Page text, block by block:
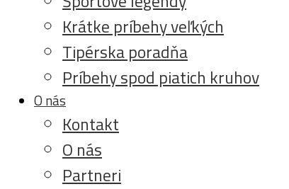
Krátke príbehy veľkých
Tipérska poradňa
Príbehy spod piatich kruhov
O nás
Kontakt
O nás
Partneri